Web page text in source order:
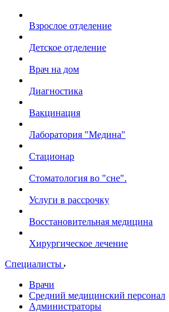
Взрослое отделение
Детское отделение
Врач на дом
Диагностика
Вакцинация
Лаборатория "Медина"
Стационар
Стоматология во "сне".
Услуги в рассрочку
Восстановительная медицина
Хирургическое лечение
Специалисты
Врачи
Средний медицинский персонал
Администраторы